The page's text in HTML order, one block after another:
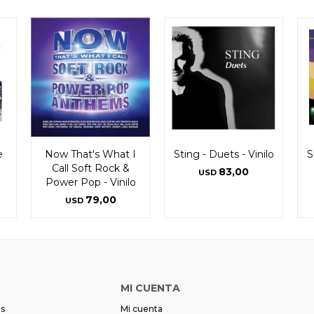
Now That's What I
Call Soft Rock &
Power Pop - Vinilo
USD 79,00
Sting - Duets - Vinilo
USD 83,00
MI CUENTA
Mi cuenta